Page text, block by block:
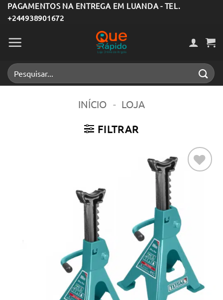
Skip
to
content
PAGAMENTOS NA ENTREGA EM LUANDA - TEL.
+244938901672
Pesquisar
por:
INÍCIO - LOJA
FILTRAR
desejos